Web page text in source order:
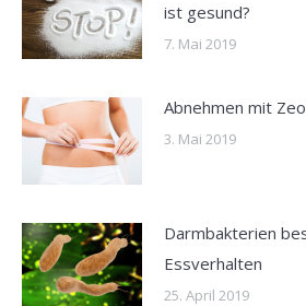
ist gesund?
7. Mai 2019
Abnehmen mit
3. Mai 2019
Darmbakterien
Essverhalten
25. April 2019